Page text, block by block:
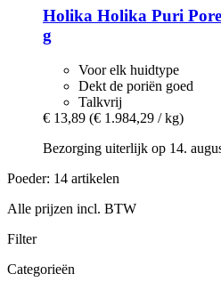
Holika Holika Puri
g
Voor elk huidtype
Dekt de poriën goed
Talkvrij
€ 13,89 (€ 1.984,29 / kg)
Bezorging uiterlijk op 14.
Poeder: 14 artikelen
Alle prijzen incl. BTW
Filter
Categorieën